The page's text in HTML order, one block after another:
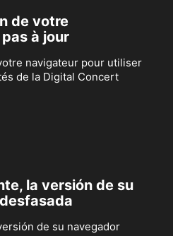
de votre
à jour
navigateur pour utiliser
de la Digital Concert
la versión de su
de su navegador